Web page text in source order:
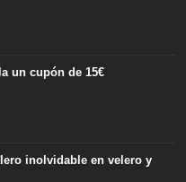
un cupón de 15€
inolvidable en velero y